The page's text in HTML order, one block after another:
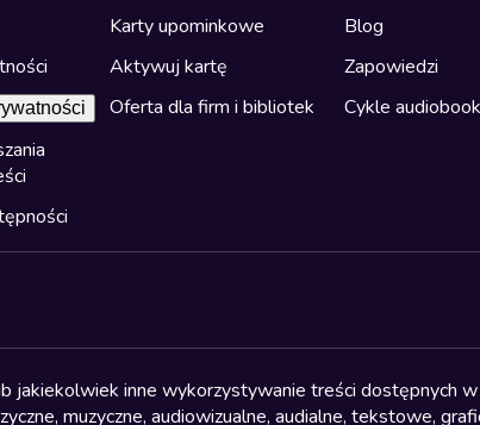
Karty upominkowe
Aktywuj kartę
Oferta dla firm i bibliotek
Blog
Zapowiedzi
Cykle
jakiekolwiek inne wykorzystywanie treści dostępnych
muzyczne, audiowizualne, audialne, tekstowe,